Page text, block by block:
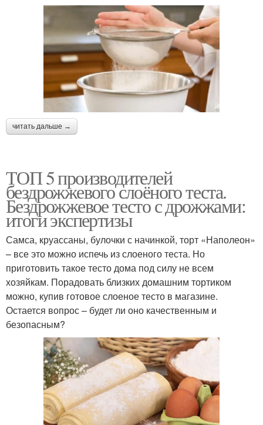
читать дальше →
ТОП 5 производителей
бездрожжевого слоёного теста.
Бездрожжевое тесто с дрожжами:
итоги экспертизы
Самса, круассаны, булочки с начинкой, торт «Наполеон»
– все это можно испечь из слоеного теста. Но
приготовить такое тесто дома под силу не всем
хозяйкам. Порадовать близких домашним тортиком
можно, купив готовое слоеное тесто в магазине.
Остается вопрос – будет ли оно качественным и
безопасным?